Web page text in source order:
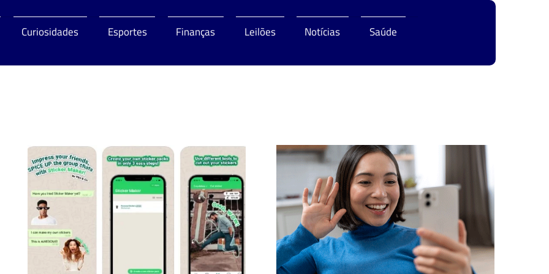
Curiosidades Esportes Finanças Leilões Notícias Saúde